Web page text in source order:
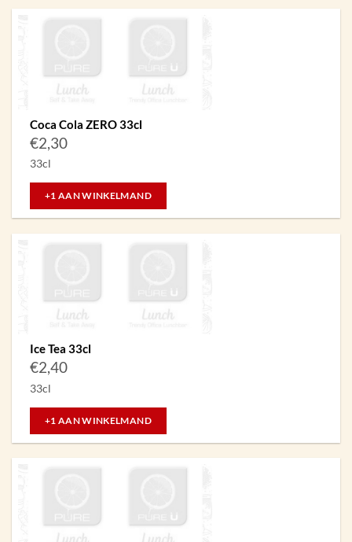
Coca Cola ZERO 33cl
€2,30
33cl
+1 AAN WINKELMAND
Ice Tea 33cl
€2,40
33cl
+1 AAN WINKELMAND